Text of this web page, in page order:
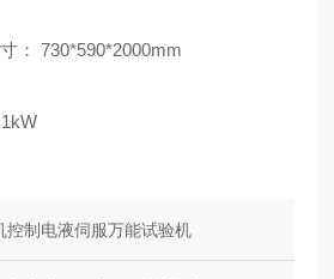
730*590*2000mm
控制电液伺服万能试验机